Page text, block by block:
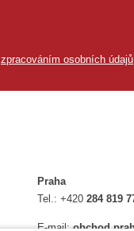
zpracováním osobních údajů
Praha
Tel.:+420284 819
E-mail: